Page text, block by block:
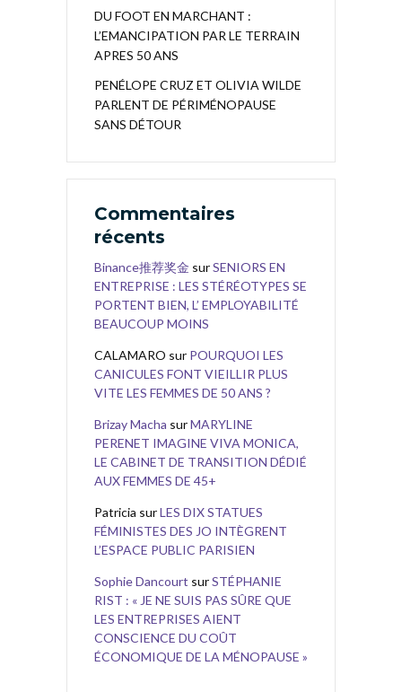
DU FOOT EN MARCHANT :
L’EMANCIPATION PAR LE TERRAIN
APRES 50 ANS
PENÉLOPE CRUZ ET OLIVIA WILDE
PARLENT DE PÉRIMÉNOPAUSE
SANS DÉTOUR
Commentaires
récents
Binance推荐奖金 surSENIORS EN
ENTREPRISE : LES STÉRÉOTYPES SE
PORTENT BIEN, L’ EMPLOYABILITÉ
BEAUCOUP MOINS
CALAMARO sur POURQUOI LES
CANICULES FONT VIEILLIR PLUS
VITE LES FEMMES DE 50 ANS ?
Brizay Macha surMARYLINE
PERENET IMAGINE VIVA MONICA,
LE CABINET DE TRANSITION DÉDIÉ
AUX FEMMES DE 45+
Patricia surLES DIX STATUES
FÉMINISTES DES JO INTÈGRENT
L’ESPACE PUBLIC PARISIEN
Sophie Dancourt surSTÉPHANIE
RIST : « JE NE SUIS PAS SÛRE QUE
LES ENTREPRISES AIENT
CONSCIENCE DU COÛT
ÉCONOMIQUE DE LA MÉNOPAUSE »